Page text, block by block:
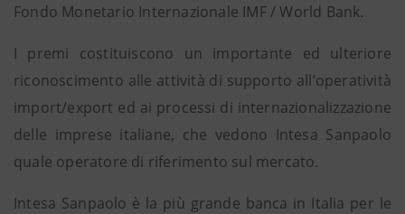
Fondo Monetario Internazionale IMF / World Bank.
I premi costituiscono un importante ed ulteriore
riconoscimento alle attività di supporto all’operatività
import/export ed ai processi di internazionalizzazione
delle imprese italiane, che vedono Intesa Sanpaolo
quale operatore di riferimento sul mercato.
Intesa Sanpaolo è la più grande banca in Italia per le